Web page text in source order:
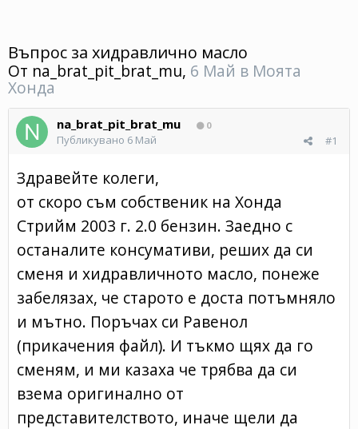
Въпрос за хидравлично масло
От na_brat_pit_brat_mu, 6 Май в Моята
Хонда
na_brat_pit_brat_mu 0
#1
Публикувано 6 Май
Здравейте колеги,
от скоро съм собственик на Хонда
Стрийм 2003 г. 2.0 бензин. Заедно с
останалите консумативи, реших да си
сменя и хидравличното масло, понеже
забелязах, че старото е доста потъмняло
и мътно. Поръчах си Равенол
(прикачения файл). И тъкмо щях да го
сменям, и ми казаха че трябва да си
взема оригинално от
представителството, иначе щели да